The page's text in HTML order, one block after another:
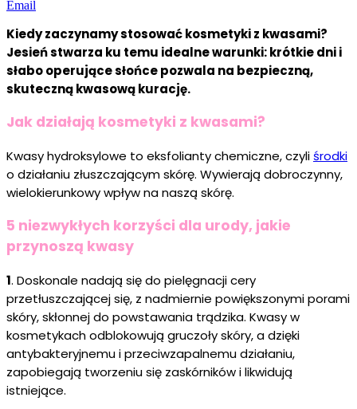
Email
Kiedy zaczynamy stosować kosmetyki z kwasami?
Jesień stwarza ku temu idealne warunki: krótkie dni i
słabo operujące słońce pozwala na bezpieczną,
skuteczną kwasową kurację.
Jak działają kosmetyki z kwasami?
Kwasy hydroksylowe to eksfolianty chemiczne, czyliśrodki
o działaniu złuszczającym skórę. Wywierają dobroczynny,
wielokierunkowy wpływ na naszą skórę.
5 niezwykłych korzyści dla urody, jakie
przynoszą kwasy
1. Doskonale nadają się do pielęgnacji cery
przetłuszczającej się, z nadmiernie powiększonymi porami
skóry, skłonnej do powstawania trądzika. Kwasy w
kosmetykach odblokowują gruczoły skóry, a dzięki
antybakteryjnemu i przeciwzapalnemu działaniu,
zapobiegają tworzeniu się zaskórników i likwidują
istniejące.